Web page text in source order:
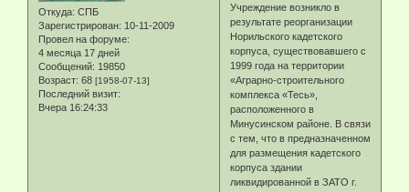
Откуда: СПБ
Зарегистрирован: 10-11-2009
Провел на форуме:
4 месяца 17 дней
Сообщений: 19850
Возраст: 68 [1958-07-13]
Последний визит:
Вчера 16:24:33
Учреждение возникло в
результате реорганизации
Норильского кадетского
корпуса, существовавшего с
1999 года на территории
«Аграрно-строительного
комплекса «Тесь»,
расположенного в
Минусинском районе. В связи
с тем, что в предназначенном
для размещения кадетского
корпуса здании
ликвидированной в ЗАТО г.